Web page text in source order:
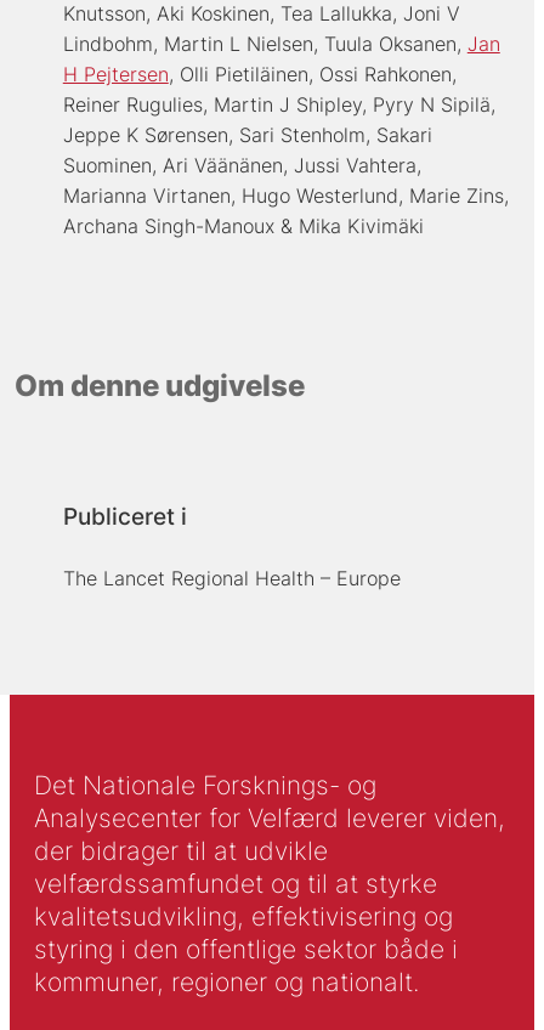
Knutsson Aki Koskinen Tea Lallukka Joni V
Lindbohm Martin L Nielsen Tuula Oksanen Jan
H Pejtersen Olli Pietiläinen Ossi Rahkonen
Reiner Rugulies Martin J Shipley Pyry N Sipilä
Jeppe K Sørensen Sari Stenholm Sakari
Suominen Ari Väänänen Jussi Vahtera
Marianna Virtanen Hugo Westerlund Marie Zins
Archana Singh-Manoux
Mika Kivimäki
Om denne udgivelse
Publiceret i
The Lancet Regional Health – Europe
Det Nationale Forsknings- og
Analysecenter for Velfærd leverer viden,
der bidrager til at udvikle
velfærdssamfundet og til at styrke
kvalitetsudvikling, effektivisering og
styring i den offentlige sektor både i
kommuner, regioner og nationalt.